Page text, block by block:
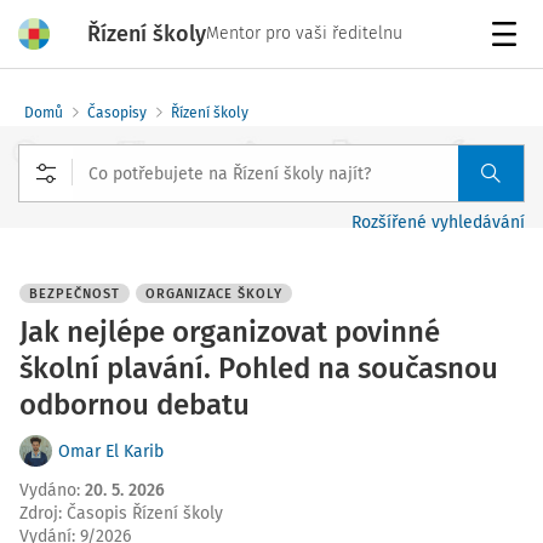
Řízení školyMentor pro vaši ředitelnu
Domů Časopisy Řízení školy
Rozšířené vyhledávání
BEZPEČNOST ORGANIZACE ŠKOLY
Jak nejlépe organizovat povinné
školní plavání. Pohled na současnou
odbornou debatu
Omar El Karib
Vydáno: 20. 5. 2026
Zdroj: Časopis Řízení školy
Vydání: 9/2026